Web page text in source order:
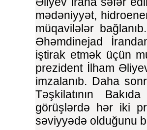
mədəniyyət,
müqavilələr
Əhəmdinejad
iştirak etmək üçün
prezident İlham
imzalanıb. Daha
Təşkilatının
görüşlərdə hər iki
səviyyədə olduğunu